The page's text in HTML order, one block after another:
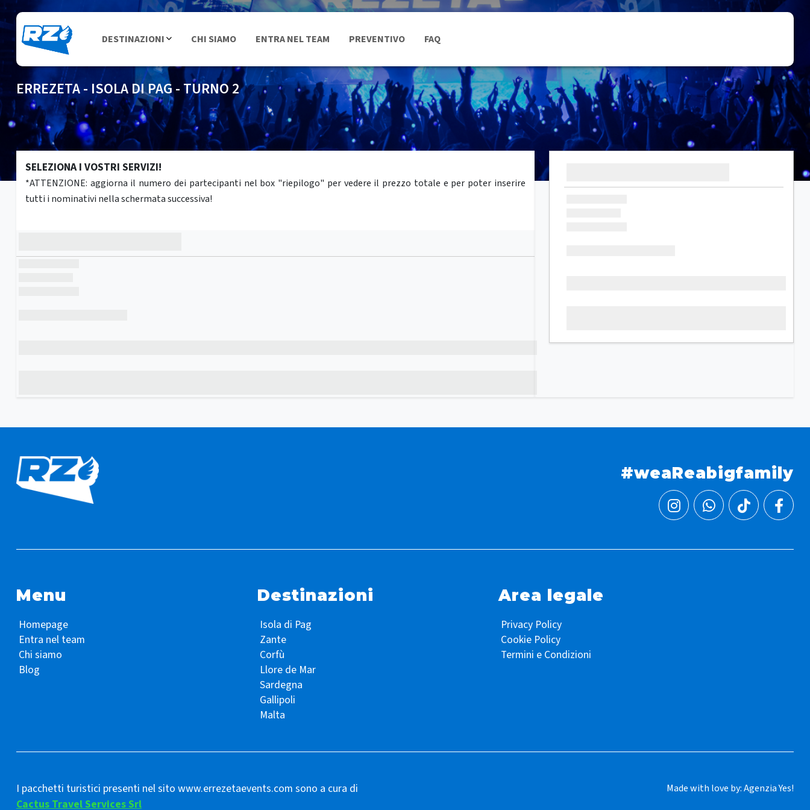
DESTINAZIONI CHI SIAMO ENTRA NEL TEAM PREVENTIVO FAQ
ERREZETA - ISOLA DI PAG - TURNO 2
SELEZIONA I VOSTRI SERVIZI!
*ATTENZIONE: aggiorna il numero dei partecipanti nel box "riepilogo" per vedere il prezzo totale e per poter inserire
tutti i nominativi nella schermata successiva!
#weaReabigfamily
Menu
Homepage
Entra nel team
Chi siamo
Blog
Destinazioni
Isola di Pag
Zante
Corfù
Llore de Mar
Sardegna
Gallipoli
Malta
Area legale
Privacy Policy
Cookie Policy
Termini e Condizioni
I pacchetti turistici presenti nel sito www.errezetaevents.com sono a cura di
Cactus Travel Services Srl
Made with love by:Agenzia Yes!